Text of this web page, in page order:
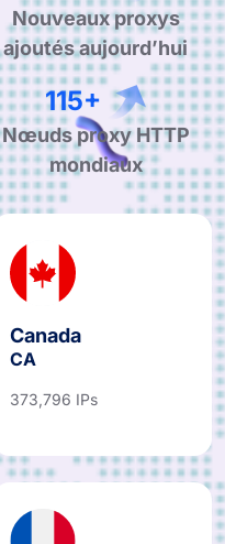
Nouveaux proxys
ajoutés aujourd’hui
182+
Nœuds proxy HTTP
mondiaux
Canada
CA
373,796 IPs